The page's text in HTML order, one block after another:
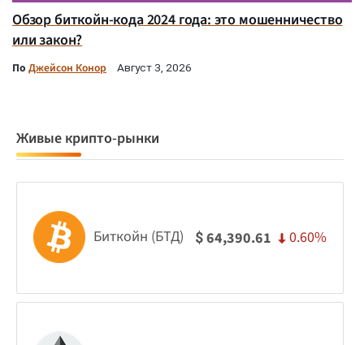
Обзор биткойн-кода 2024 года: это мошенничество
или закон?
По Джейсон Конор Август 3, 2026
Живые крипто-рынки
Биткойн (БТД) $64,390.61 0.60%